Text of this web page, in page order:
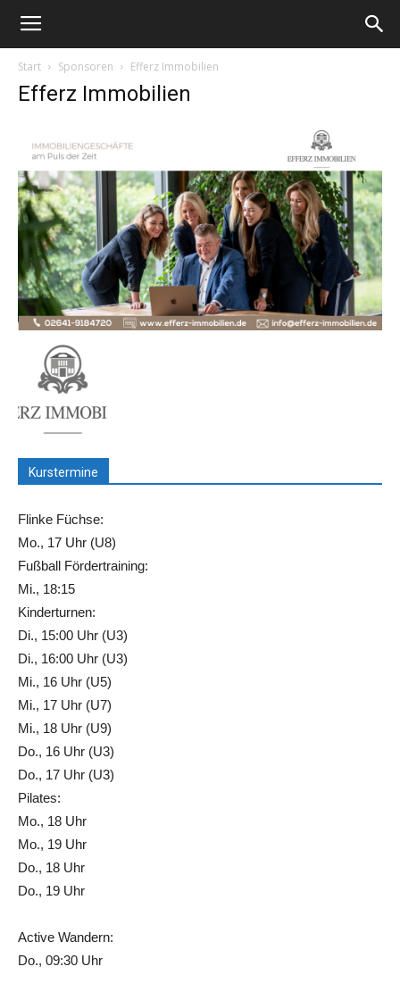
Start Sponsoren Efferz Immobilien
Efferz Immobilien
Kurstermine
Flinke Füchse:
Mo., 17 Uhr (U8)
Fußball Fördertraining:
Mi., 18:15
Kinderturnen:
Di., 15:00 Uhr (U3)
Di., 16:00 Uhr (U3)
Mi., 16 Uhr (U5)
Mi., 17 Uhr (U7)
Mi., 18 Uhr (U9)
Do., 16 Uhr (U3)
Do., 17 Uhr (U3)
Pilates:
Mo., 18 Uhr
Mo., 19 Uhr
Do., 18 Uhr
Do., 19 Uhr
Active Wandern:
Do., 09:30 Uhr